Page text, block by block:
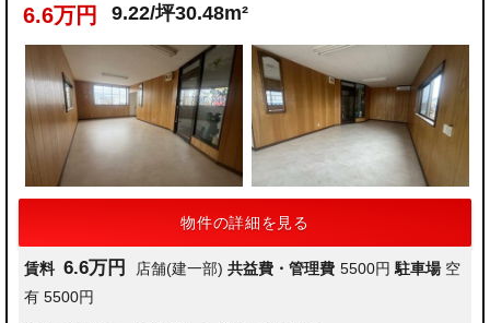
6.6万円 9.22/坪30.48m²
物件の詳細を見る
賃料 6.6万円 店舗(建一部) 共益費・管理費 5500円 駐車場 空
有 5500円